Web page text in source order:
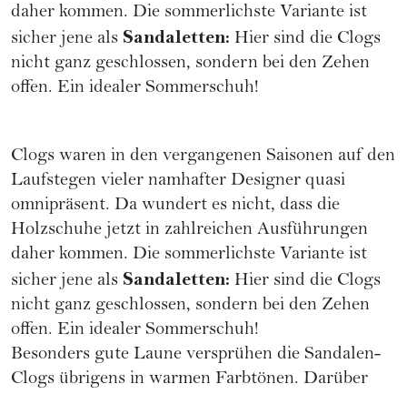
daher kommen. Die sommerlichste Variante ist
sicher jene als Sandaletten: Hier sind die Clogs
nicht ganz geschlossen, sondern bei den Zehen
offen. Ein idealer Sommerschuh!
Clogs waren in den vergangenen Saisonen auf den
Laufstegen vieler namhafter Designer quasi
omnipräsent. Da wundert es nicht, dass die
Holzschuhe jetzt in zahlreichen Ausführungen
daher kommen. Die sommerlichste Variante ist
sicher jene als Sandaletten: Hier sind die Clogs
nicht ganz geschlossen, sondern bei den Zehen
offen. Ein idealer Sommerschuh!
Besonders gute Laune versprühen die Sandalen-
Clogs übrigens in warmen Farbtönen. Darüber